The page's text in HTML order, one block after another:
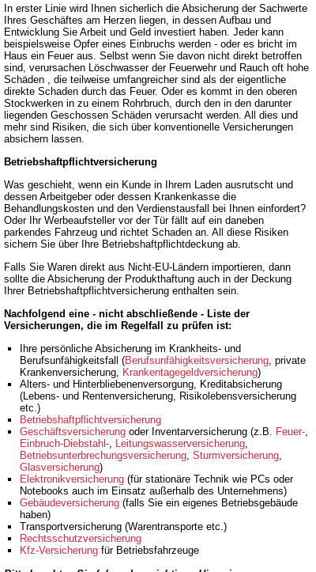
In erster Linie wird Ihnen sicherlich die Absicherung der Sachwerte
Ihres Geschäftes am Herzen liegen, in dessen Aufbau und
Entwicklung Sie Arbeit und Geld investiert haben. Jeder kann
beispielsweise Opfer eines Einbruchs werden - oder es bricht im
Haus ein Feuer aus. Selbst wenn Sie davon nicht direkt betroffen
sind, verursachen Löschwasser der Feuerwehr und Rauch oft hohe
Schäden , die teilweise umfangreicher sind als der eigentliche
direkte Schaden durch das Feuer. Oder es kommt in den oberen
Stockwerken in zu einem Rohrbruch, durch den in den darunter
liegenden Geschossen Schäden verursacht werden. All dies und
mehr sind Risiken, die sich über konventionelle Versicherungen
absichern lassen.
Betriebshaftpflichtversicherung
Was geschieht, wenn ein Kunde in Ihrem Laden ausrutscht und
dessen Arbeitgeber oder dessen Krankenkasse die
Behandlungskosten und den Verdienstausfall bei Ihnen einfordert?
Oder Ihr Werbeaufsteller vor der Tür fällt auf ein daneben
parkendes Fahrzeug und richtet Schaden an. All diese Risiken
sichern Sie über Ihre Betriebshaftpflichtdeckung ab.
Falls Sie Waren direkt aus Nicht-EU-Ländern importieren, dann
sollte die Absicherung der Produkthaftung auch in der Deckung
Ihrer Betriebshaftpflichtversicherung enthalten sein.
Nachfolgend eine - nicht abschließende - Liste der
Versicherungen, die im Regelfall zu prüfen ist:
Ihre persönliche Absicherung im Krankheits- und
Berufsunfähigkeitsfall (Berufsunfähigkeitsversicherung, private
Krankenversicherung, Krankentagegeldversicherung)
Alters- und Hinterbliebenenversorgung, Kreditabsicherung
(Lebens- und Rentenversicherung, Risikolebensversicherung
etc.)
Betriebshaftpflichtversicherung
Geschäftsversicherung oder Inventarversicherung (z.B. Feuer-,
Einbruch-Diebstahl-, Leitungswasserversicherung,
Betriebsunterbrechungsversicherung, Sturmversicherung,
Glasversicherung)
Elektronikversicherung (für stationäre Technik wie PCs oder
Notebooks auch im Einsatz außerhalb des Unternehmens)
Gebäudeversicherung (falls Sie ein eigenes Betriebsgebäude
haben)
Transportversicherung (Warentransporte etc.)
Rechtsschutzversicherung
Kfz-Versicherung für Betriebsfahrzeuge